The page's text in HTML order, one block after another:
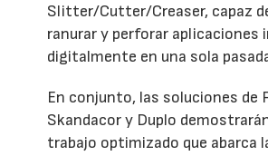
Slitter/Cutter/Creaser, capaz
ranurar y perforar aplicaciones
digitalmente en una sola
En conjunto, las soluciones de
Skandacor y Duplo
trabajo optimizado que abarca